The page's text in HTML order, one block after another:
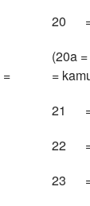
=
20 =
(20a
=
21 =
22 =
23 =